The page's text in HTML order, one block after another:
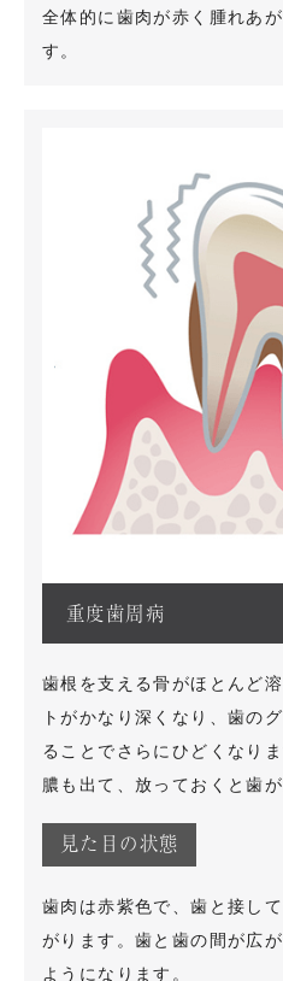
全体的に歯肉が赤く腫れあ
す。
重度歯周病
歯根を支える骨がほとんど
トがかなり深くなり、歯の
ることでさらにひどくなり
膿も出て、放っておくと歯
見た目の状態
歯肉は赤紫色で、歯と接し
がります。歯と歯の間が広
ようになります。